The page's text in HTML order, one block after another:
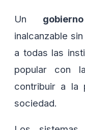
Un
inalcanzable
a todas las
popular con
contribuir a la
sociedad.